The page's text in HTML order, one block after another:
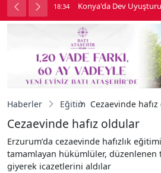
18:34 Konya'da Dev
Haberler Eğitim Cezaevinde hafız
Cezaevinde hafız oldular
Erzurum’da cezaevinde hafızlık
tamamlayan hükümlüler,
giyerek icazetlerini aldılar